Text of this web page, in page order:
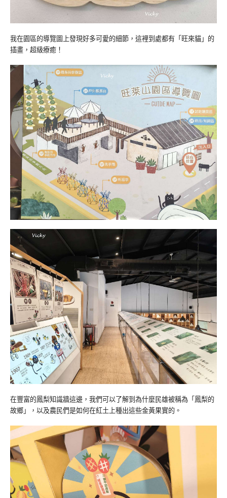
我在園區的導覽圖上發現好多可愛的細節，這裡到處都有「旺來貓」的
插畫，超級療癒！
在豐富的鳳梨知識牆這邊，我們可以了解到為什麼民雄被稱為「鳳梨的
故鄉」，以及農民們是如何在紅土上種出這些金黃果實的。